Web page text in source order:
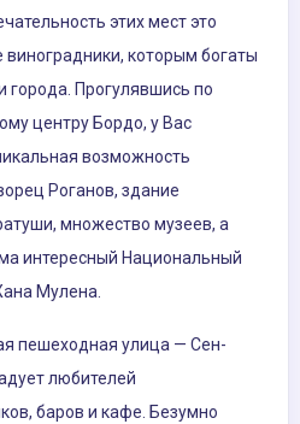
этих мест это
виноградники, которым богаты
города. Прогулявшись по
центру Бордо, у Вас
возможность
Роганов, здание
множество музеев, а
интересный Национальный
Мулена.
пешеходная улица — Сен-
любителей
баров и кафе. Безумно